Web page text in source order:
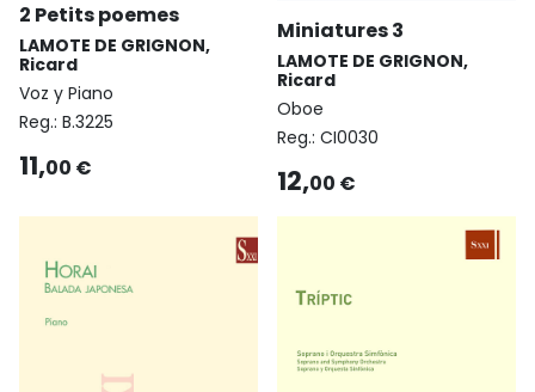
2 Petits poemes
LAMOTE DE GRIGNON,
Ricard
Voz y Piano
Reg.: B.3225
11,00 €
Miniatures 3
LAMOTE DE GRIGNON,
Ricard
Oboe
Reg.: CI0030
12,00 €